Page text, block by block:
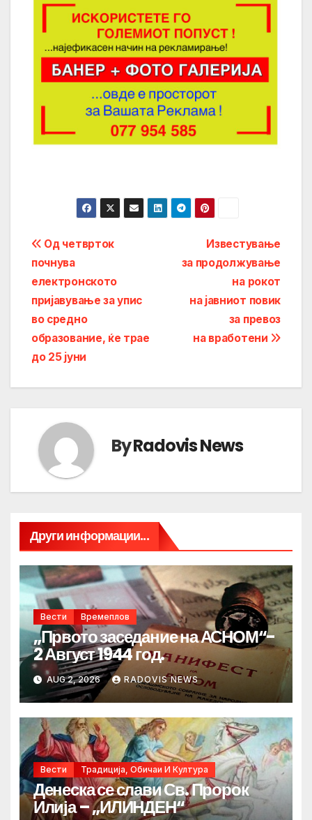
Post
navigation
Известување
за продолжување
на рокот
на јавниот повик
за превоз
на вработени
Од четврток
почнува
електронското
пријавување за упис
во средно
образование, ќе трае
до 25 јуни
ByRadovis News
Други информации...
Вести Времеплов
„Првото заседание на АСНОМ“-
2 Август 1944 год.
AUG 2, 2026 RADOVIS NEWS
Вести Традиција, Обичаи И Култура
Денеска се слави Св. Пророк
Илија – „ИЛИНДЕН“